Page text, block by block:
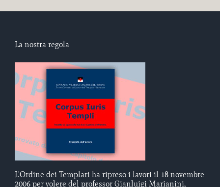
La nostra regola
L'Ordine dei Templari ha ripreso i lavori il 18 novembre
2006 per volere del professor Gianluigi Marianini,